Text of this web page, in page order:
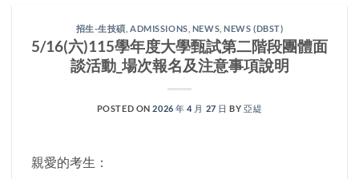
招生-生技碩 ,ADMISSIONS NEWS ,NEWS (DBST)
5/16(六)115學年度大學甄試第二階段團體面
談活動_場次報名及注意事項說明
POSTED ON2026 年 4 月 27 日 BY亞緹
親愛的考生：